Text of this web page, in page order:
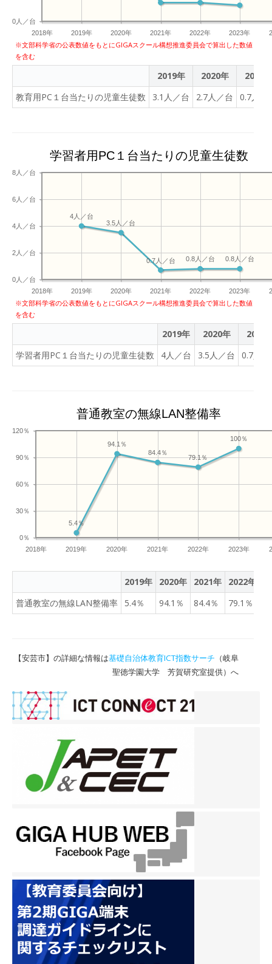
2018年 2019年 2020年 2021年 2022年 2023年
0人／台
※文部科学省の公表数値をもとにGIGAスクール構想推進委員会で算出した数値
を含む
2019年 2020年
2021年
教育用PC１台当たりの児童生徒数
3.1人／台 2.7人／台 0.7人／
学習者用PC１台当たりの児童生徒数
2018年 2019年 2020年 2021年 2022年 2023年
0人／台
2人／台
4人／台
6人／台
8人／台
0.8人／台
0.8人／台
0.7人／台
3.5人／台
4人／台
※文部科学省の公表数値をもとにGIGAスクール構想推進委員会で算出した数値
を含む
2019年 2020年
2021
学習者用PC１台当たりの児童生徒数
4人／台 3.5人／台 0.7人
普通教室の無線LAN整備率
2018年 2019年 2020年 2021年 2022年 2023年
0％
30％
60％
90％
120％
100％
79.1％
84.4％
94.1％
5.4％
2019年 2020年 2021年 2022年
普通教室の無線LAN整備率
5.4％ 94.1％ 84.4％ 79.1％
【安芸市】の詳細な情報は基礎自治体教育ICT指数サーチ （岐阜
聖徳学園大学 芳賀研究室提供）へ